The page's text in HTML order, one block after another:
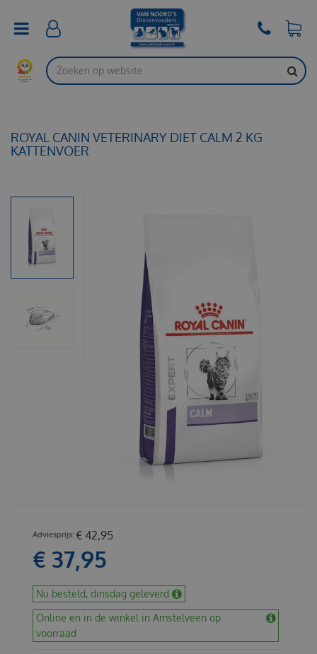
ROYAL CANIN VETERINARY DIET CALM 2 KG
KATTENVOER
€ 42,95
€ 37,95
Nu besteld, dinsdag geleverd
Online en in de winkel in Amstelveen op
voorraad